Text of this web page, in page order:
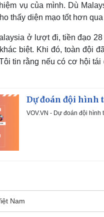
vụ của mình. Dù
thấy diện mạo tốt hơn
ở lượt đi, tiền đạo
biệt. Khi đó, toàn đội
tin rằng nếu có cơ hội
Dự đoán đội hình
VOV.VN - Dự đoán đội hình
Nam